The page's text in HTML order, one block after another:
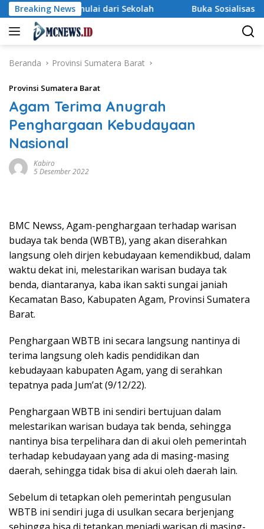
Langsung
ke
konten
Breaking News
Dimulai dari Sekolah Buka Sosialisasi Akbar
Beranda Provinsi Sumatera Barat
Provinsi Sumatera Barat
Agam Terima Anugrah
Penghargaan Kebudayaan
Nasional
Kabiro
5 Desember 2022
BMC Newss, Agam-penghargaan terhadap warisan
budaya tak benda (WBTB), yang akan diserahkan
langsung oleh dirjen kebudayaan kemendikbud, dalam
waktu dekat ini, melestarikan warisan budaya tak
benda, diantaranya, kaba ikan sakti sungai janiah
Kecamatan Baso, Kabupaten Agam, Provinsi Sumatera
Barat.
Penghargaan WBTB ini secara langsung nantinya di
terima langsung oleh kadis pendidikan dan
kebudayaan kabupaten Agam, yang di serahkan
tepatnya pada Jum’at (9/12/22).
Penghargaan WBTB ini sendiri bertujuan dalam
melestarikan warisan budaya tak benda, sehingga
nantinya bisa terpelihara dan di akui oleh pemerintah
terhadap kebudayaan yang ada di masing-masing
daerah, sehingga tidak bisa di akui oleh daerah lain.
Sebelum di tetapkan oleh pemerintah pengusulan
WBTB ini sendiri juga di usulkan secara berjenjang